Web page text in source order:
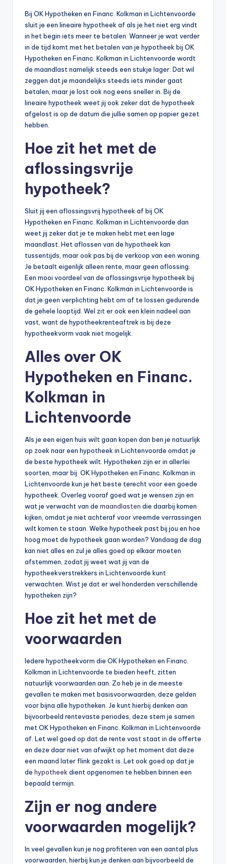
Bij OK Hypotheken en Financ. Kolkman in Lichtenvoorde
sluit je een lineaire hypotheek af als je het niet erg vindt
in het begin iets meer te betalen. Wanneer je wat verder
in de tijd komt met het betalen van je hypotheek bij OK
Hypotheken en Financ. Kolkman in Lichtenvoorde wordt
de maandlast namelijk steeds een stukje lager. Dat wil
zeggen dat je maandelijks steeds iets minder gaat
betalen, maar je lost ook nog eens sneller in. Bij de
lineaire hypotheek weet jij ook zeker dat de hypotheek
afgelost is op de datum die jullie samen op papier gezet
hebben.
Hoe zit het met de
aflossingsvrije
hypotheek?
Sluit jij een aflossingsvrij hypotheek af bij OK
Hypotheken en Financ. Kolkman in Lichtenvoorde dan
weet jij zeker dat je te maken hebt met een lage
maandlast. Het aflossen van de hypotheek kan
tussentijds, maar ook pas bij de verkoop van een woning.
Je betaalt eigenlijk alleen rente, maar geen aflossing.
Een mooi voordeel van de aflossingsvrije hypotheek bij
OK Hypotheken en Financ. Kolkman in Lichtenvoorde is
dat je geen verplichting hebt om af te lossen gedurende
de gehele looptijd. Wel zit er ook een klein nadeel aan
vast, want de hypotheekrenteaftrek is bij deze
hypotheekvorm vaak niet mogelijk.
Alles over OK
Hypotheken en Financ.
Kolkman in
Lichtenvoorde
Als je een eigen huis wilt gaan kopen dan ben je natuurlijk
op zoek naar een hypotheek in Lichtenvoorde omdat je
de beste hypotheek wilt. Hypotheken zijn er in allerlei
soorten, maar bij OK Hypotheken en Financ. Kolkman in
Lichtenvoorde kun je het beste terecht voor een goede
hypotheek. Overleg vooraf goed wat je wensen zijn en
wat je verwacht van de maandlasten die daarbij komen
kijken, omdat je niet achteraf voor vreemde verrassingen
wilt komen te staan. Welke hypotheek past bij jou en hoe
hoog moet de hypotheek gaan worden? Vandaag de dag
kan niet alles en zul je alles goed op elkaar moeten
afstemmen, zodat jij weet wat jij van de
hypotheekverstrekkers in Lichtenvoorde kunt
verwachten. Wist je dat er wel honderden verschillende
hypotheken zijn?
Hoe zit het met de
voorwaarden
Iedere hypotheekvorm die OK Hypotheken en Financ.
Kolkman in Lichtenvoorde te bieden heeft, zitten
natuurlijk voorwaarden aan. Zo heb je in de meeste
gevallen te maken met basisvoorwaarden, deze gelden
voor bijna alle hypotheken. Je kunt hierbij denken aan
bijvoorbeeld rentevaste periodes, deze stem je samen
met OK Hypotheken en Financ. Kolkman in Lichtenvoorde
af. Let wel goed op dat de rente vast staat in de offerte
en deze daar niet van afwijkt op het moment dat deze
een maand later flink gezakt is. Let ook goed op dat je
de hypotheek dient opgenomen te hebben binnen een
bepaald termijn.
Zijn er nog andere
voorwaarden mogelijk?
In veel gevallen kun je nog profiteren van een aantal plus
voorwaarden, hierbij kun je denken aan bijvoorbeeld de